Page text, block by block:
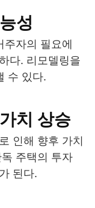
성
주자의 필요에
다. 리모델링을
수 있다.
치 상승
인해 향후 가치
주택의 투자
된다.